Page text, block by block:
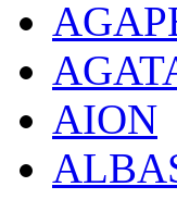
AION